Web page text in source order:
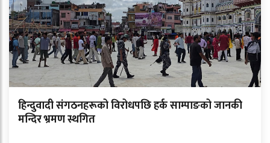
हिन्दुवादी संगठनहरूको विरोधपछि हर्क साम्पाङको जानकी
मन्दिर भ्रमण स्थगित